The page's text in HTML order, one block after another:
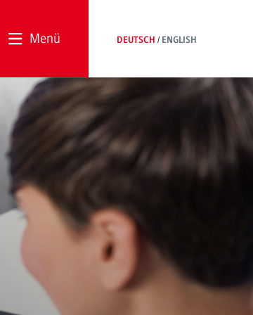
Menü DEUTSCH ENGLISH